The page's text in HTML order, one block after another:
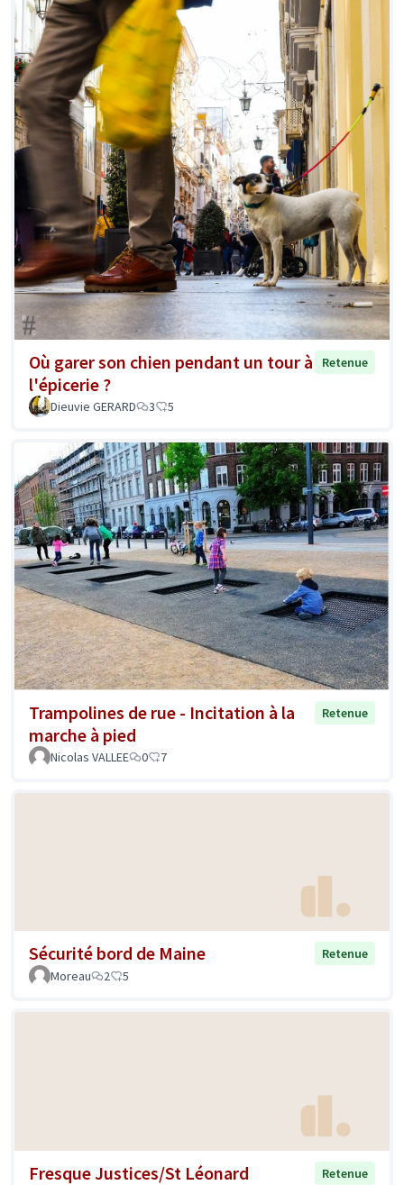
Où garer son chien pendant un tour à
l'épicerie ?
Retenue
Dieuvie GERARD 3 5
Trampolines de rue - Incitation à la
marche à pied
Retenue
Nicolas VALLEE 0 7
Sécurité bord de Maine
Retenue
Moreau
2 5
Fresque Justices/St Léonard
Retenue